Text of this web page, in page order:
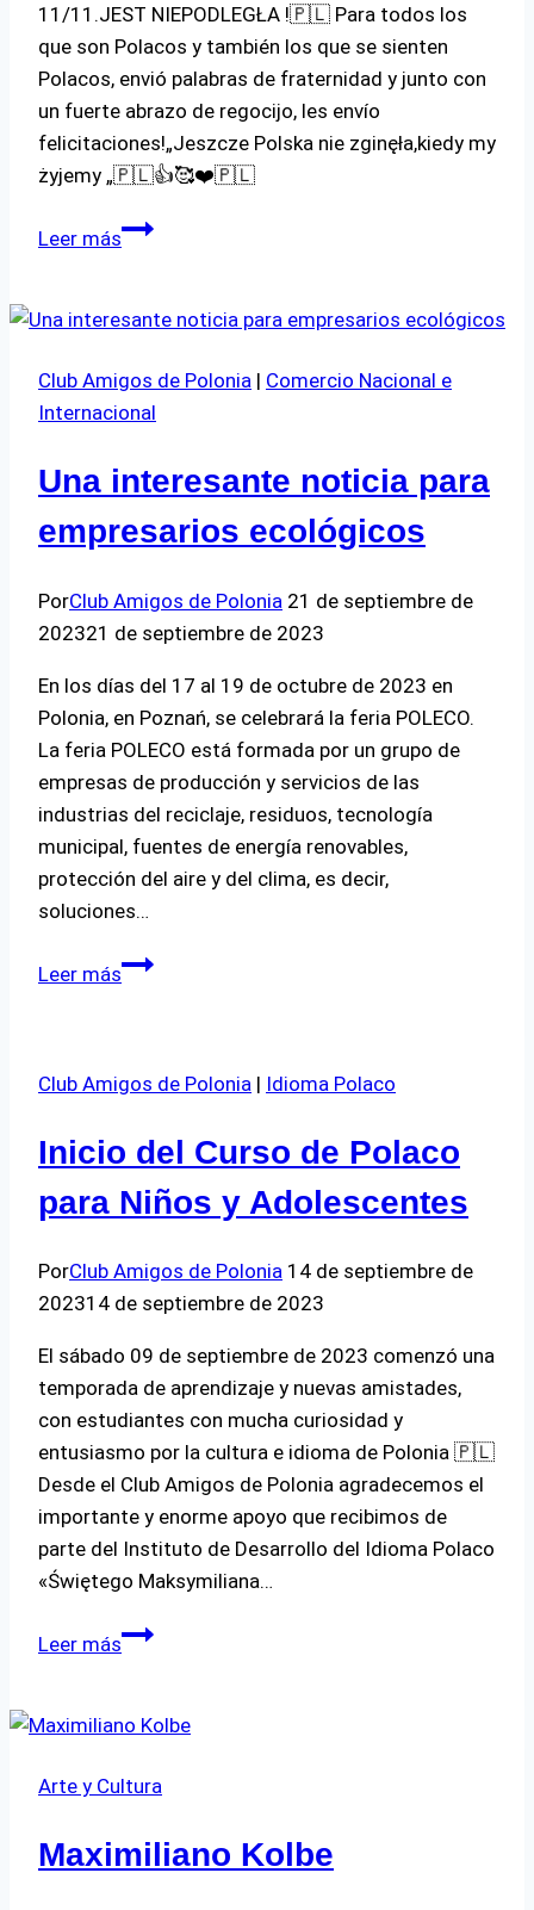
11/11.JEST NIEPODLEGŁA !🇵🇱 Para todos los
que son Polacos y también los que se sienten
Polacos, envió palabras de fraternidad y junto con
un fuerte abrazo de regocijo, les envío
felicitaciones!„Jeszcze Polska nie zginęła,kiedy my
żyjemy „🇵🇱👍🥰❤️🇵🇱
Leer másMensaje
los
Club Amigos de Polonia | Comercio Nacional e
Internacional
Una interesante noticia para
empresarios ecológicos
PorClub Amigos de Polonia 21 de septiembre de
202321 de septiembre de 2023
En los días del 17 al 19 de octubre de 2023 en
Polonia, en Poznań, se celebrará la feria POLECO.
La feria POLECO está formada por un grupo de
empresas de producción y servicios de las
industrias del reciclaje, residuos, tecnología
municipal, fuentes de energía renovables,
protección del aire y del clima, es decir,
soluciones…
Leer másUna
empresarios
Club Amigos de Polonia | Idioma Polaco
Inicio del Curso de Polaco
para Niños y Adolescentes
PorClub Amigos de Polonia 14 de septiembre de
202314 de septiembre de 2023
El sábado 09 de septiembre de 2023 comenzó una
temporada de aprendizaje y nuevas amistades,
con estudiantes con mucha curiosidad y
entusiasmo por la cultura e idioma de Polonia 🇵🇱
Desde el Club Amigos de Polonia agradecemos el
importante y enorme apoyo que recibimos de
parte del Instituto de Desarrollo del Idioma Polaco
«Świętego Maksymiliana…
Leer másInicio
de
para
y
Arte y Cultura
Maximiliano Kolbe